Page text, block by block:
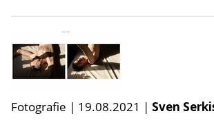
Fotografie | 19.08.2021 | Sven